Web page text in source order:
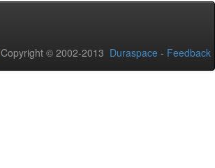
Copyright © 2002-2013 Duraspace - Feedback